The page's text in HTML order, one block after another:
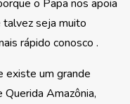
o Papa nos apoia
seja muito
rápido conosco .
existe um grande
Amazônia,